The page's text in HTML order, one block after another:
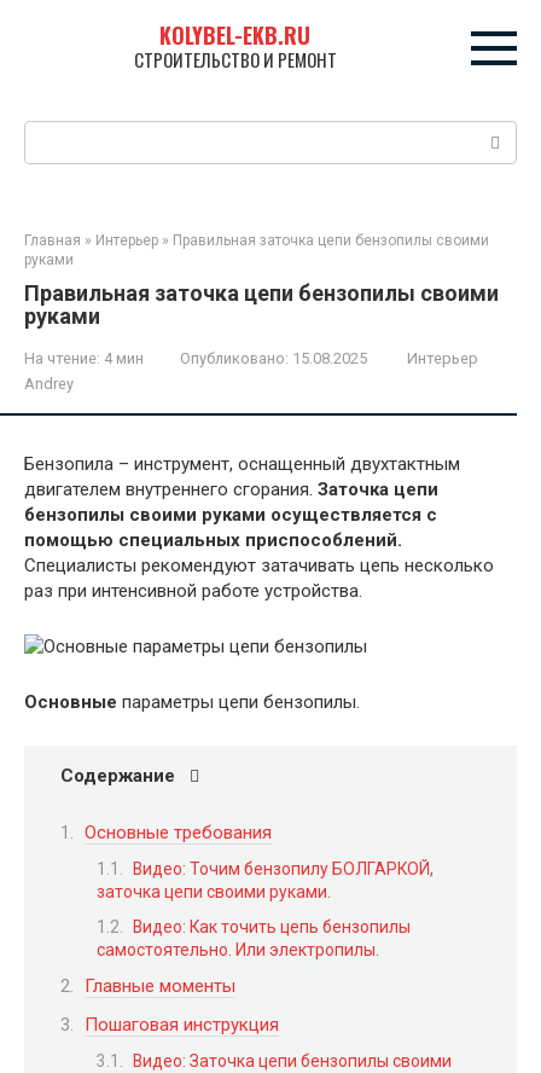
KOLYBEL-EKB.RU
СТРОИТЕЛЬСТВО И РЕМОНТ
Главная » Интерьер » Правильная заточка цепи бензопилы своими
руками
Правильная заточка цепи бензопилы своими
руками
На чтение: 4 мин Опубликовано: 15.08.2025
Интерьер
Andrey
Бензопила – инструмент, оснащенный двухтактным
двигателем внутреннего сгорания. Заточка цепи
бензопилы своими руками осуществляется с
помощью специальных приспособлений.
Специалисты рекомендуют затачивать цепь несколько
раз при интенсивной работе устройства.
Основные параметры цепи бензопилы.
Содержание
Основные требования
Видео: Точим бензопилу БОЛГАРКОЙ,
заточка цепи своими руками.
Видео: Как точить цепь бензопилы
самостоятельно. Или электропилы.
Главные моменты
Пошаговая инструкция
Видео: Заточка цепи бензопилы своими